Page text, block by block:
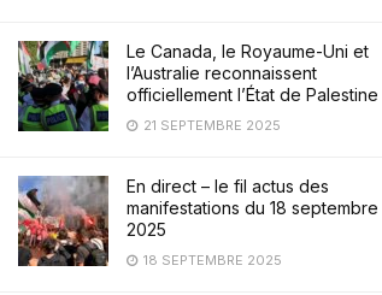
Le Canada, le Royaume-Uni et
l’Australie reconnaissent
officiellement l’État de Palestine
21 SEPTEMBRE 2025
En direct – le fil actus des
manifestations du 18 septembre
2025
18 SEPTEMBRE 2025